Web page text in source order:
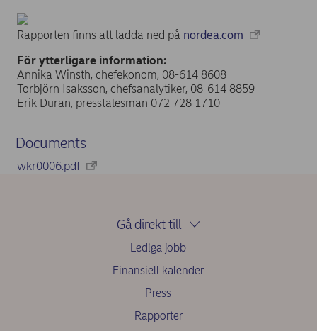
Rapporten finns att ladda ned på nordea.com
För ytterligare information:
Annika Winsth, chefekonom, 08-614 8608
Torbjörn Isaksson, chefsanalytiker, 08-614 8859
Erik Duran, presstalesman 072 728 1710
Documents
wkr0006.pdf
Gå direkt till
Lediga jobb
Finansiell kalender
Press
Rapporter